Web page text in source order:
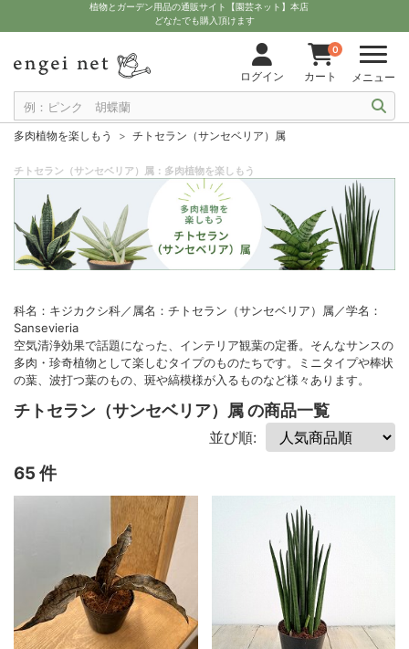
植物とガーデン用品の通販サイト【園芸ネット】本店
どなたでも購入頂けます
ログイン
0
カート メニュー
多肉植物を楽しもう チトセラン（サンセベリア）属
チトセラン（サンセベリア）属：多肉植物を楽しもう
科名：キジカクシ科／属名：チトセラン（サンセベリア）属／学名：
Sansevieria
空気清浄効果で話題になった、インテリア観葉の定番。そんなサンスの
多肉・珍奇植物として楽しむタイプのものたちです。ミニタイプや棒状
の葉、波打つ葉のもの、斑や縞模様が入るものなど様々あります。
チトセラン（サンセベリア）属 の商品一覧
並び順:
65 件